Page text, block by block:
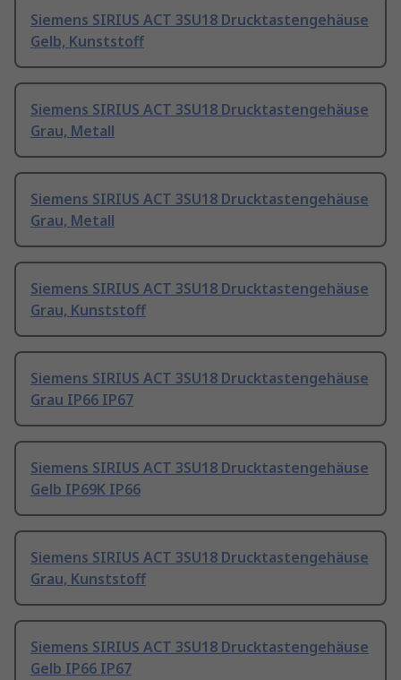
Siemens SIRIUS ACT 3SU18 Drucktastengehäuse
Gelb, Kunststoff
Siemens SIRIUS ACT 3SU18 Drucktastengehäuse
Grau, Metall
Siemens SIRIUS ACT 3SU18 Drucktastengehäuse
Grau, Metall
Siemens SIRIUS ACT 3SU18 Drucktastengehäuse
Grau, Kunststoff
Siemens SIRIUS ACT 3SU18 Drucktastengehäuse
Grau IP66 IP67
Siemens SIRIUS ACT 3SU18 Drucktastengehäuse
Gelb IP69K IP66
Siemens SIRIUS ACT 3SU18 Drucktastengehäuse
Grau, Kunststoff
Siemens SIRIUS ACT 3SU18 Drucktastengehäuse
Gelb IP66 IP67